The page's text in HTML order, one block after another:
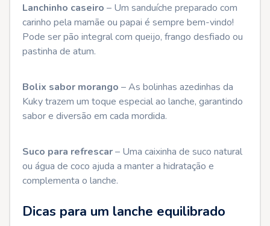
Lanchinho caseiro – Um sanduíche preparado com
carinho pela mamãe ou papai é sempre bem-vindo!
Pode ser pão integral com queijo, frango desfiado ou
pastinha de atum.
Bolix sabor morango – As bolinhas azedinhas da
Kuky trazem um toque especial ao lanche, garantindo
sabor e diversão em cada mordida.
Suco para refrescar– Uma caixinha de suco natural
ou água de coco ajuda a manter a hidratação e
complementa o lanche.
Dicas para um lanche equilibrado